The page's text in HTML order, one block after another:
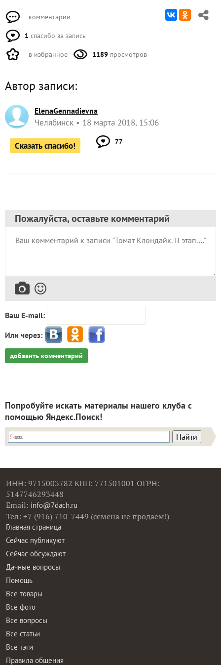
комментарии
1 спасибо за запись
в избранное 1189 просмотров
Автор записи:
ElenaGennadievna
Челябинск 18 марта 2018, 15:06
Сказать спасибо! 77
Пожалуйста, оставьте комментарий
Ваш E-mail:
Или через:
добавить комментарий
Попробуйте искать материалы нашего клуба с
помощью Яндекс.Поиск!
ИНН: 9715003782 КПП: 771501001 ОГРН:
5147746293448
Email: info@7dach.ru
Тел: +7 (916) 710-7449 (семена не продаем!)
Главная страница
Сейчас публикуют
Сейчас обсуждают
Дачные вопросы
Помощь
Все товары
Все фото
Все вопросы
Все статьи
Все тэги
Правила общения